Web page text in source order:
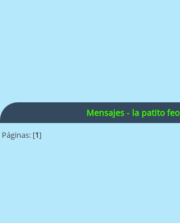
Mensajes - la patito feo
Páginas: [1]